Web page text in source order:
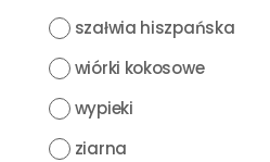
szałwia hiszpańska
wiórki kokosowe
wypieki
ziarna